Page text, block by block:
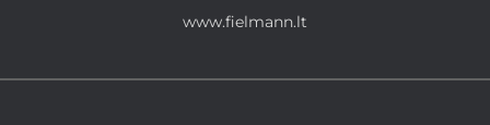
www.fielmann.lt